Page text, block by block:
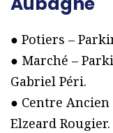
● Potiers –
● Marché –
Gabriel Péri.
● Centre Ancien
Elzeard Rougier.